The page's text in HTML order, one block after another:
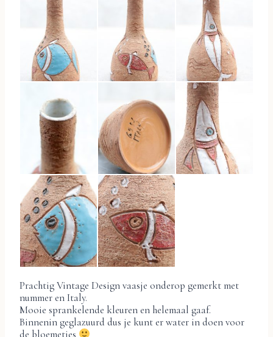
Prachtig Vintage Design vaasje onderop gemerkt met
nummer en Italy.
Mooie sprankelende kleuren en helemaal gaaf.
Binnenin geglazuurd dus je kunt er water in doen voor
de bloemetjes